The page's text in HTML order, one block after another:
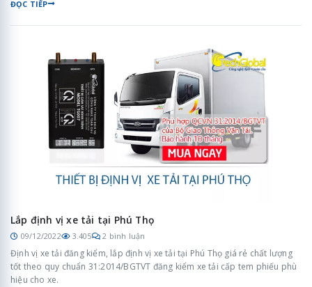
ĐỌC TIẾP
Lắp định vị xe tải tại Phú Thọ
09/12/2022 3.405 2 bình luận
Định vị xe tải đăng kiểm, lắp định vị xe tải tại Phú Thọ giá rẻ chất lượng
tốt theo quy chuẩn 31:2014/BGTVT đăng kiểm xe tải cấp tem phiếu phù
hiệu cho xe.